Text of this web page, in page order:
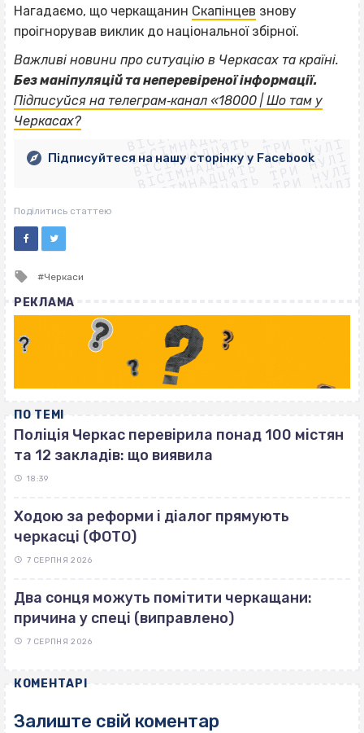
Нагадаємо, що черкащанин Скапінцев знову
проігнорував виклик до національної збірної.
Важливі новини про ситуацію в Черкасах та країні.
Без маніпуляцій та неперевіреної інформації.
Підписуйся на телеграм‐канал «18000 | Шо там у
Черкасах?
ВІСІМНАДЦЯТЬ ТРИ НУЛІ
ВІСІМНАДЦЯТЬ ТРИ НУЛІ
ВІСІМНАДЦЯТЬ ТРИ НУЛІ
ВІСІМНАДЦЯТЬ ТРИ НУЛІ
ВІСІМНАДЦЯТЬ ТРИ НУЛІ
ВІСІМНАДЦЯТЬ ТРИ НУЛІ
ВІСІМНАДЦЯТЬ ТРИ НУЛІ
ВІСІМНАДЦЯТЬ ТРИ НУЛІ
Підписуйтеся на нашу сторінку у Facebook
Поділитись статтею
Tagged
Черкаси
РЕКЛАМА
ПО ТЕМІ
Поліція Черкас перевірила понад 100 містян
та 12 закладів: що виявила
18:39
Ходою за реформи і діалог прямують
черкасці (ФОТО)
7 СЕРПНЯ 2026
Два сонця можуть помітити черкащани:
причина у спеці (виправлено)
7 СЕРПНЯ 2026
КОМЕНТАРІ
Залиште свій коментар